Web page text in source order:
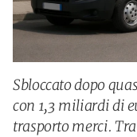
Sbloccato dopo
con 1,3 miliardi di
trasporto merci.